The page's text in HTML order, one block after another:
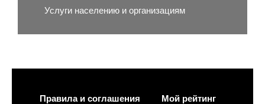
Услуги населению и организациям
Правила и соглашения Мой рейтинг